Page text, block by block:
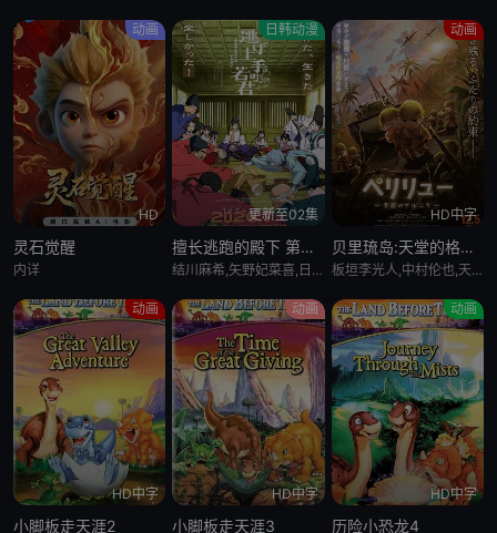
动画
HD
灵石觉醒
内详
日韩动漫
更新至02集
擅长逃跑的殿下 第二季
结川麻希,矢野妃菜喜,日野麻里,铃代纱弓,悠木碧,户谷菊之介,中村悠一,小西克幸
动画
HD中字
贝里琉岛:天堂的格尔尼卡:
板垣李光人,中村伦也,天野宏郷,藤井雄太,茂木たかまさ,三上瑛士
动画
HD中字
小脚板走天涯2
动画
HD中字
小脚板走天涯3
动画
HD中字
历险小恐龙4